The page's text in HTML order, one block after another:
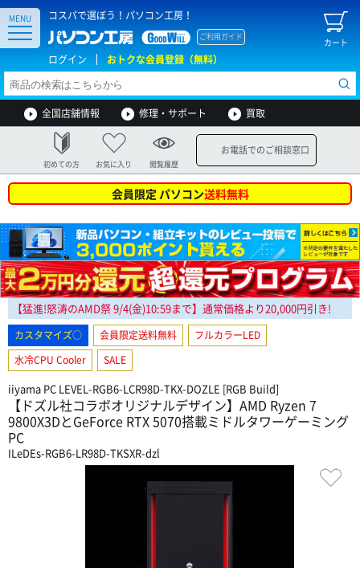
コスパで選ぼう！パソコン工房！
カート
ご利用ガイド
ログイン おトクな会員登録（無料）
MENU
全国店舗情報 修理・サポート 買取
初めての方 お気に入り 閲覧履歴
お電話でのご相談窓口
会員限定 パソコン送料無料
【猛進!怒涛のAMD祭9/4(金)10:59まで】通常価格より20,000円引き!
カスタマイズ○ 会員限定送料無料
フルカラーLED
水冷CPU Cooler
SALE
iiyama PC LEVEL-RGB6-LCR98D-TKX-DOZLE [RGB Build]
【ドズル社コラボオリジナルデザイン】AMD Ryzen 7
9800X3DとGeForce RTX 5070搭載ミドルタワーゲーミング
PC
ILeDEs-RGB6-LR98D-TKSXR-dzl